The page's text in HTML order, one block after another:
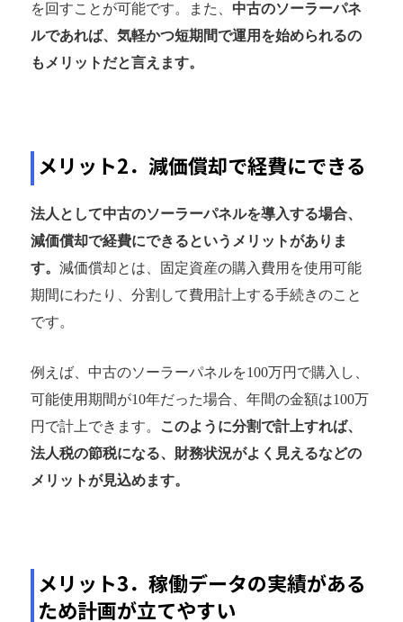
を回すことが可能です。また、 中古のソーラーパネ
ルであれば、気軽かつ短期間で運用を始められるの
もメリットだと言えます。
メリット2．減価償却で経費にできる
法人として中古のソーラーパネルを導入する場合、
減価償却で経費にできるというメリットがありま
す。 減価償却とは、固定資産の購入費用を使用可能
期間にわたり、分割して費用計上する手続きのこと
です。
例えば、中古のソーラーパネルを100万円で購入し、
可能使用期間が10年だった場合、年間の金額は100万
円で計上できます。
このように分割で計上すれば、
法人税の節税になる、財務状況がよく見えるなどの
メリットが見込めます。
メリット3．稼働データの実績がある
ため計画が立てやすい